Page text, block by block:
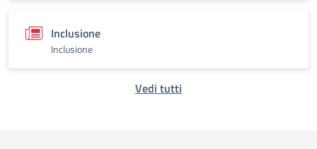
Inclusione
Inclusione
Vedi tutti